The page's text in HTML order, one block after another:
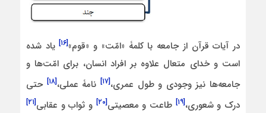
در آیات قرآن از جامعه با کلمۀ «امّت» و «قوم»[۱۶]
یاد شده
است و خدای متعال علاوه بر افراد انسان، برای امّت‌ها و
جامعه‌ها نیز وجودی و طول عمری،[۱۷] نامۀ عملی،[۱۸]
حتی
درک و شعوری،[۱۹] طاعت و معصیتی[۲۰] و ثواب و عقابی[۲۱]